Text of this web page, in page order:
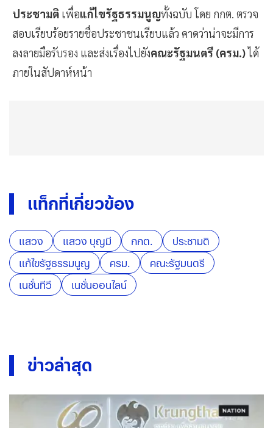
ประชามติ เพื่อแก้ไขรัฐธรรมนูญทั้งฉบับ โดย กกต. ตรวจ
สอบเรียบร้อยรายชื่อประชาชนเรียบแล้ว คาดว่าน่าจะมีการ
ลงลายมือรับรอง และส่งเรื่องไปยังคณะรัฐมนตรี (ครม.)ได้
ภายในสัปดาห์หน้า
แท็กที่เกี่ยวข้อง
แสวง แสวง บุญมี กกต.
ประชามติ
แก้ไขรัฐธรรมนูญ
ครม.
คณะรัฐมนตรี
เนชั่นทีวี
เนชั่นออนไลน์
ข่าวล่าสุด